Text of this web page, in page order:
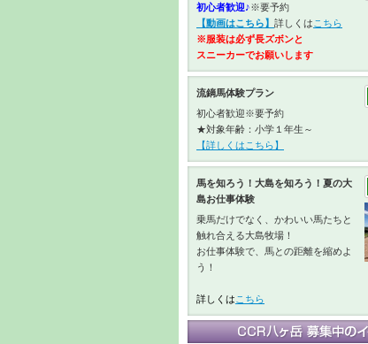
初心者歓迎♪※要予約
【動画はこちら】 詳しくは こちら
※服装は必ず長ズボンと
スニーカーでお願いします
流鏑馬体験プラン
初心者歓迎※要予約
★対象年齢：小学１年生～
【詳しくはこちら】
馬を知ろう！大島を知ろう！夏の大
島お仕事体験
乗馬だけでなく、かわいい馬たちと
触れ合える大島牧場！
お仕事体験で、馬との距離を縮めよ
う！
詳しくは こちら